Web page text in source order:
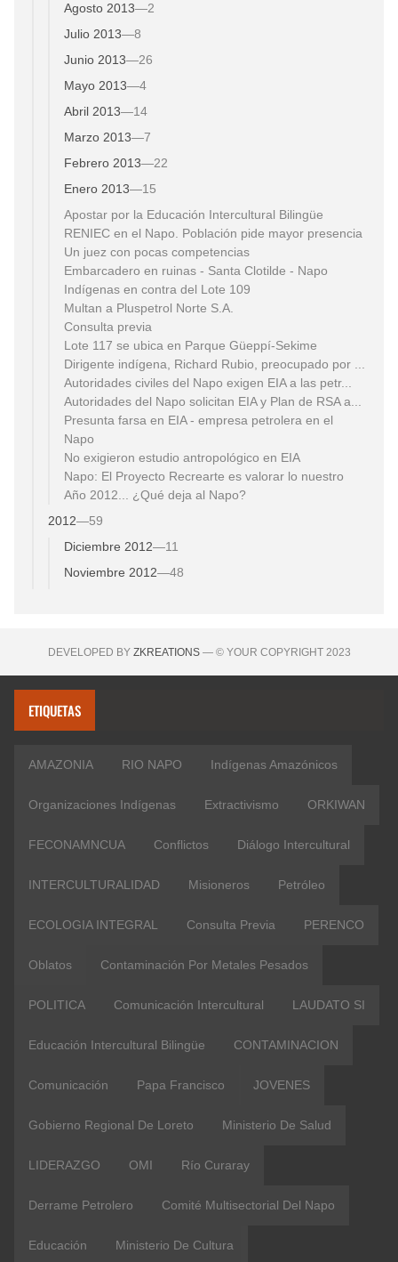
Agosto 2013—2
Julio 2013—8
Junio 2013—26
Mayo 2013—4
Abril 2013—14
Marzo 2013—7
Febrero 2013—22
Enero 2013—15
Apostar por la Educación Intercultural Bilingüe
RENIEC en el Napo. Población pide mayor presencia
Un juez con pocas competencias
Embarcadero en ruinas - Santa Clotilde - Napo
Indígenas en contra del Lote 109
Multan a Pluspetrol Norte S.A.
Consulta previa
Lote 117 se ubica en Parque Güeppí-Sekime
Dirigente indígena, Richard Rubio, preocupado por ...
Autoridades civiles del Napo exigen EIA a las petr...
Autoridades del Napo solicitan EIA y Plan de RSA a...
Presunta farsa en EIA - empresa petrolera en el
Napo
No exigieron estudio antropológico en EIA
Napo: El Proyecto Recrearte es valorar lo nuestro
Año 2012... ¿Qué deja al Napo?
2012—59
Diciembre 2012—11
Noviembre 2012—48
DEVELOPED BY ZKREATIONS— © YOUR COPYRIGHT 2023
ETIQUETAS
AMAZONIA RIO NAPO Indígenas Amazónicos
Organizaciones Indígenas Extractivismo ORKIWAN
FECONAMNCUA Conflictos Diálogo Intercultural
INTERCULTURALIDAD Misioneros Petróleo
ECOLOGIA INTEGRAL Consulta Previa PERENCO
Oblatos Contaminación Por Metales Pesados
POLITICA Comunicación Intercultural LAUDATO SI
Educación Intercultural Bilingüe CONTAMINACION
Comunicación Papa Francisco JOVENES
Gobierno Regional De Loreto Ministerio De Salud
LIDERAZGO OMI Río Curaray
Derrame Petrolero Comité Multisectorial Del Napo
Educación Ministerio De Cultura